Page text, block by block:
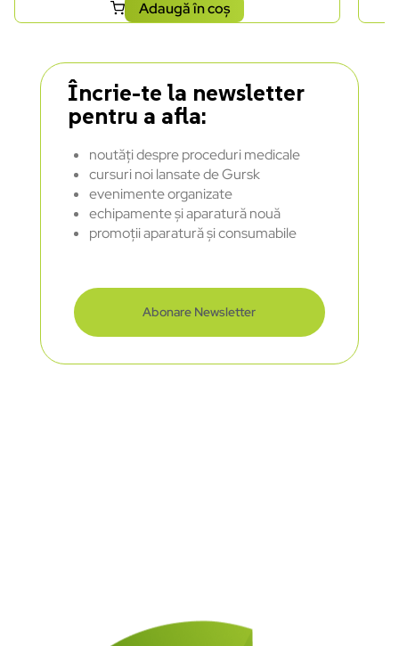
Adaugă în coș
Încrie-te la newsletter
pentru a afla:
noutăți despre proceduri medicale
cursuri noi lansate de Gursk
evenimente organizate
echipamente și aparatură nouă
promoții aparatură și consumabile
Abonare Newsletter